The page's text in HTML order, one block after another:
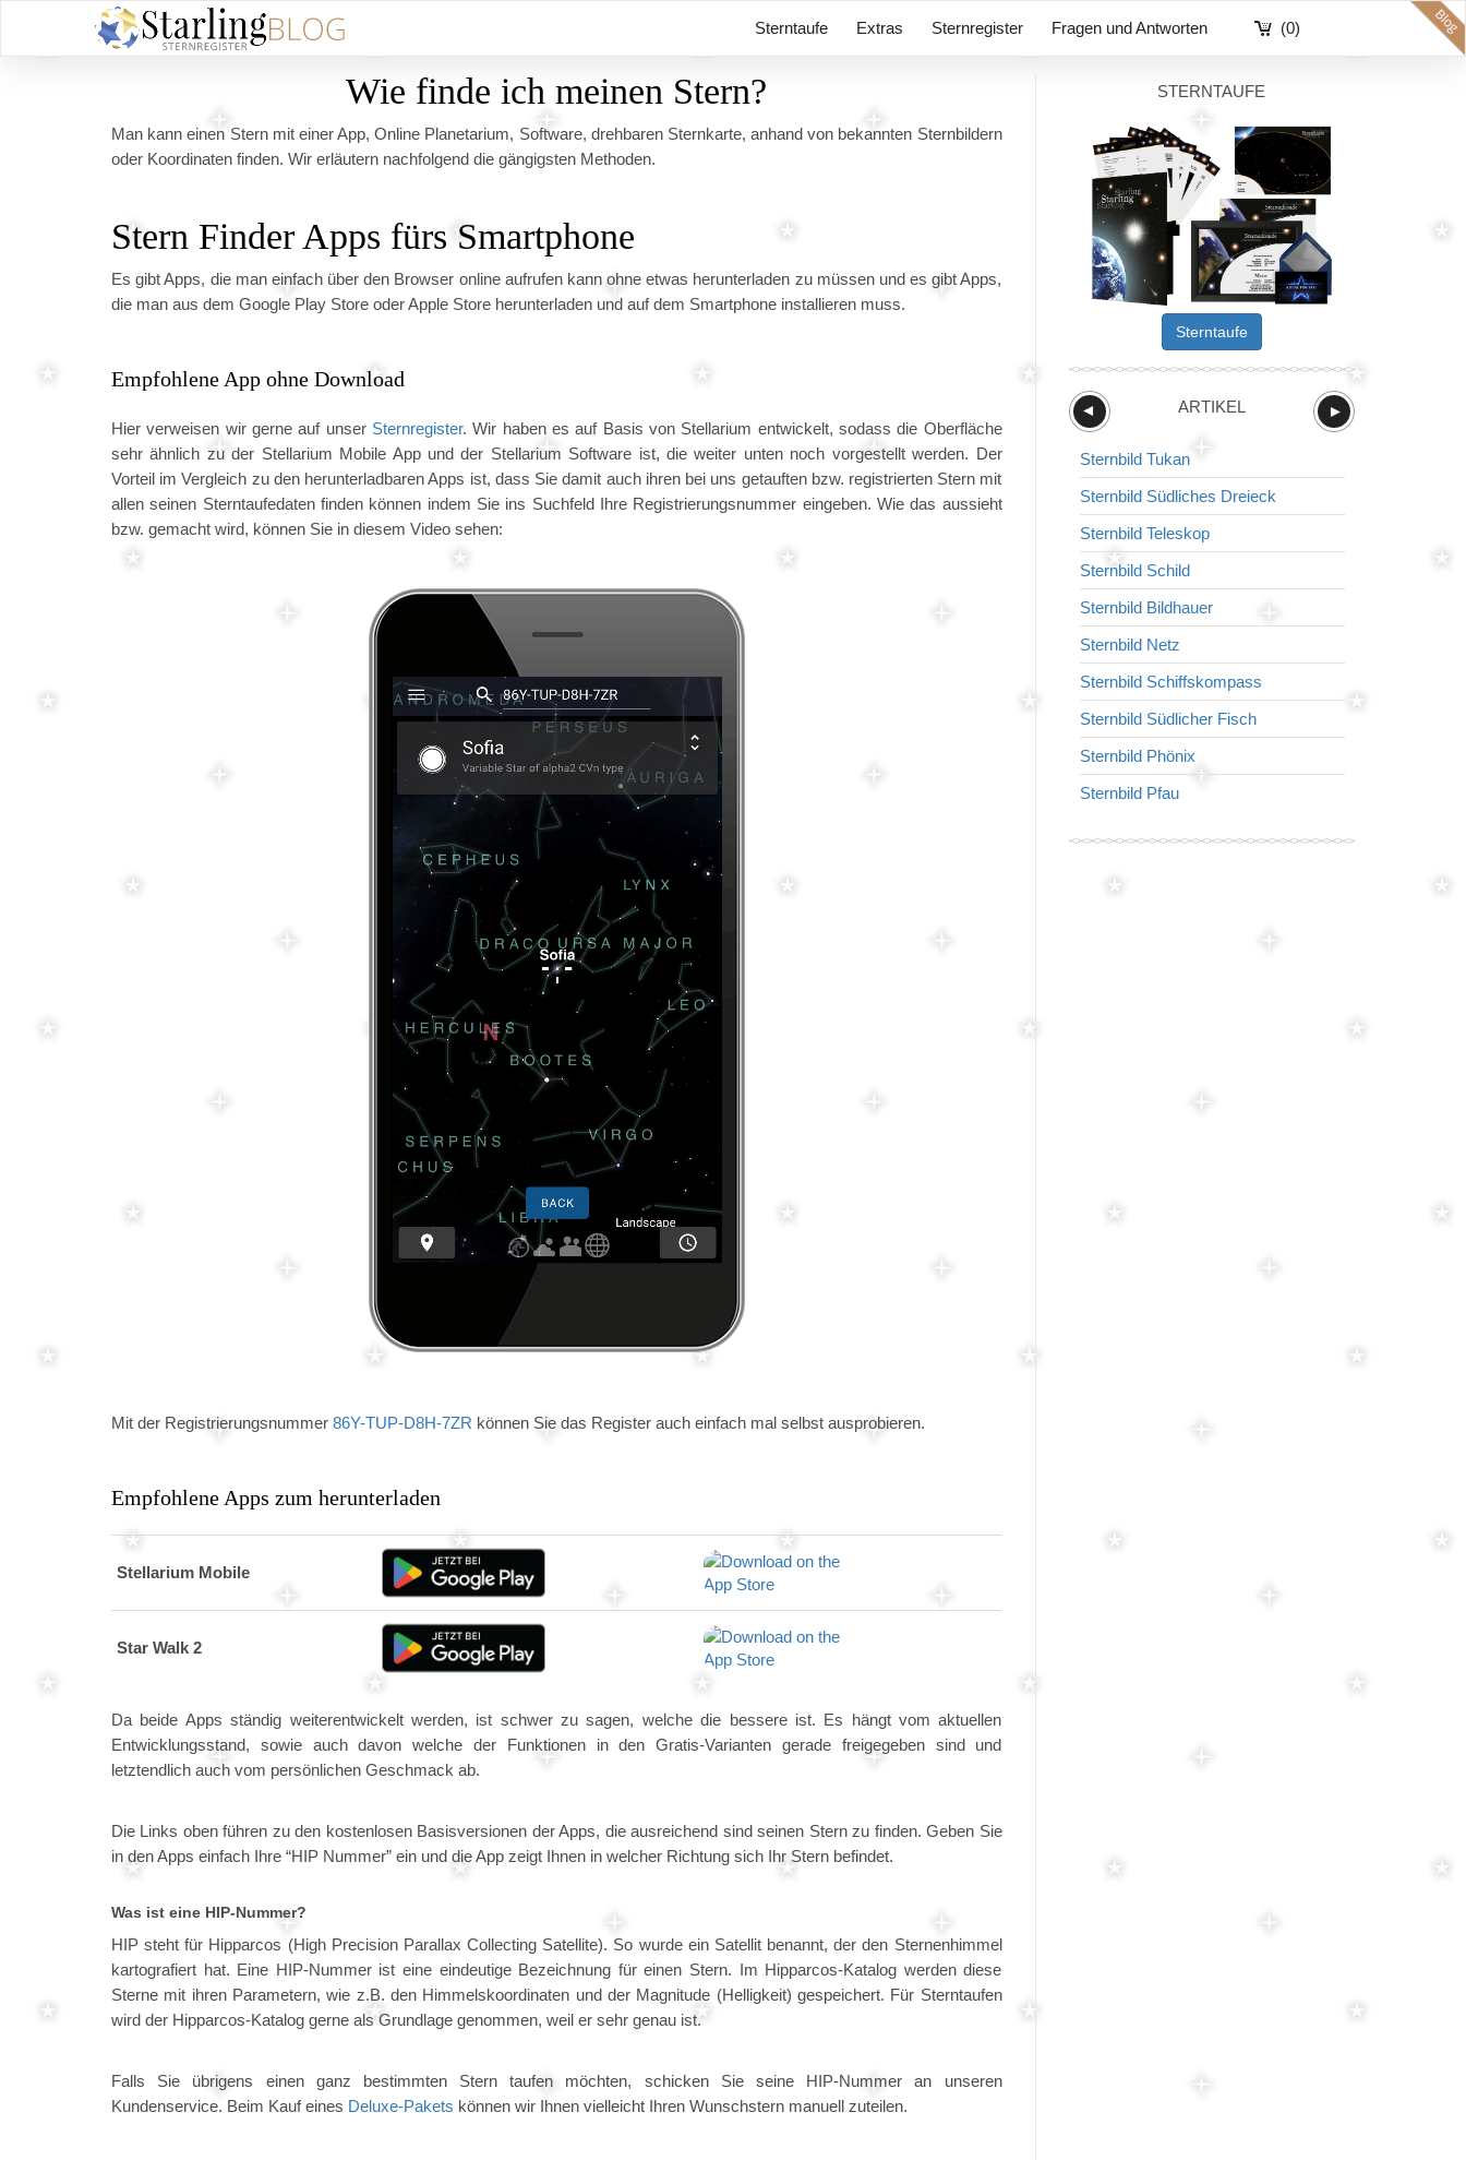
(0)
Sterntaufe Extras Sternregister Fragen und Antworten
Wie finde ich meinen Stern?
Man kann einen Stern mit einer App, Online Planetarium, Software, drehbaren Sternkarte, anhand von bekannten Sternbildern
oder Koordinaten finden. Wir erläutern nachfolgend die gängigsten Methoden.
Stern Finder Apps fürs Smartphone
Es gibt Apps, die man einfach über den Browser online aufrufen kann ohne etwas herunterladen zu müssen und es gibt Apps,
die man aus dem Google Play Store oder Apple Store herunterladen und auf dem Smartphone installieren muss.
Empfohlene App ohne Download
Hier verweisen wir gerne auf unser Sternregister. Wir haben es auf Basis von Stellarium entwickelt, sodass die Oberfläche
sehr ähnlich zu der Stellarium Mobile App und der Stellarium Software ist, die weiter unten noch vorgestellt werden. Der
Vorteil im Vergleich zu den herunterladbaren Apps ist, dass Sie damit auch ihren bei uns getauften bzw. registrierten Stern mit
allen seinen Sterntaufedaten finden können indem Sie ins Suchfeld Ihre Registrierungsnummer eingeben. Wie das aussieht
bzw. gemacht wird, können Sie in diesem Video sehen:
Mit der Registrierungsnummer 86Y-TUP-D8H-7ZR können Sie das Register auch einfach mal selbst ausprobieren.
Empfohlene Apps zum herunterladen
Stellarium Mobile
Star Walk 2
Da beide Apps ständig weiterentwickelt werden, ist schwer zu sagen, welche die bessere ist. Es hängt vom aktuellen
Entwicklungsstand, sowie auch davon welche der Funktionen in den Gratis-Varianten gerade freigegeben sind und
letztendlich auch vom persönlichen Geschmack ab.
Die Links oben führen zu den kostenlosen Basisversionen der Apps, die ausreichend sind seinen Stern zu finden. Geben Sie
in den Apps einfach Ihre “HIP Nummer” ein und die App zeigt Ihnen in welcher Richtung sich Ihr Stern befindet.
Was ist eine HIP-Nummer?
HIP steht für Hipparcos (High Precision Parallax Collecting Satellite). So wurde ein Satellit benannt, der den Sternenhimmel
kartografiert hat. Eine HIP-Nummer ist eine eindeutige Bezeichnung für einen Stern. Im Hipparcos-Katalog werden diese
Sterne mit ihren Parametern, wie z.B. den Himmelskoordinaten und der Magnitude (Helligkeit) gespeichert. Für Sterntaufen
wird der Hipparcos-Katalog gerne als Grundlage genommen, weil er sehr genau ist.
Falls Sie übrigens einen ganz bestimmten Stern taufen möchten, schicken Sie seine HIP-Nummer an unseren
Kundenservice. Beim Kauf eines Deluxe-Pakets können wir Ihnen vielleicht Ihren Wunschstern manuell zuteilen.
STERNTAUFE
Sterntaufe
ARTIKEL ►
►
Sternbild Tukan
Sternbild Südliches Dreieck
Sternbild Teleskop
Sternbild Schild
Sternbild Bildhauer
Sternbild Netz
Sternbild Schiffskompass
Sternbild Südlicher Fisch
Sternbild Phönix
Sternbild Pfau